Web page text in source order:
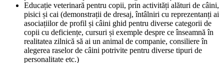
Educație veterinară pentru copii, prin activități alături de câini,
pisici și cai (demonstrații de dresaj, întâlniri cu reprezentanți ai
asociațiilor de profil și câini ghid pentru diverse categorii de
copii cu deficiențe, cursuri și exemple despre ce înseamnă în
realitatea zilnică să ai un animal de companie, consiliere în
alegerea raselor de câini potrivite pentru diverse tipuri de
personalitate etc.)